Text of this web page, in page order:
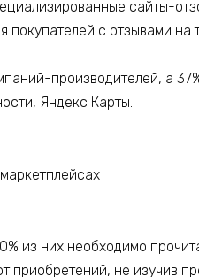
сайты-
покупателей с отзывами на
производителей, а
Яндекс Карты.
из них необходимо
приобретений, не изучив